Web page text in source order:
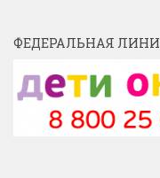
ФЕДЕРАЛЬНАЯ